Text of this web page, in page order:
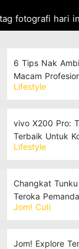
fotografi hari
Lifestyle
6 Tips Nak
Macam
Smartphone
Lifestyle
vivo X200 Pro:
Terbaik Untuk
Telephoto’!
Jom! Cuti
Changkat
Teroka
Jom! Explore